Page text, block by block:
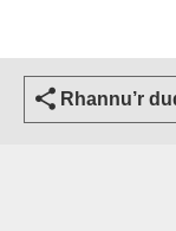
Rhannu’r